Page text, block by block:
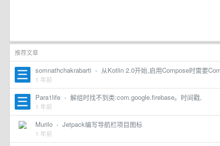
推荐文章
somnathchakrabarti · 从Kotlin 2.0开始,启用Compose时需要
1 年前
Para1life · 解组时找不到类:com.google.firebase。时间戳,
1 年前
Murilo · Jetpack编写导航栏项目图标
1 年前